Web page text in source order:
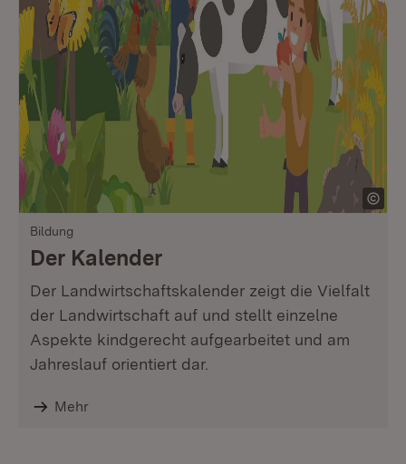
Bildung
Der Kalender
Der Landwirtschaftskalender zeigt die Vielfalt
der Landwirtschaft auf und stellt einzelne
Aspekte kindgerecht aufgearbeitet und am
Jahreslauf orientiert dar.
Mehr